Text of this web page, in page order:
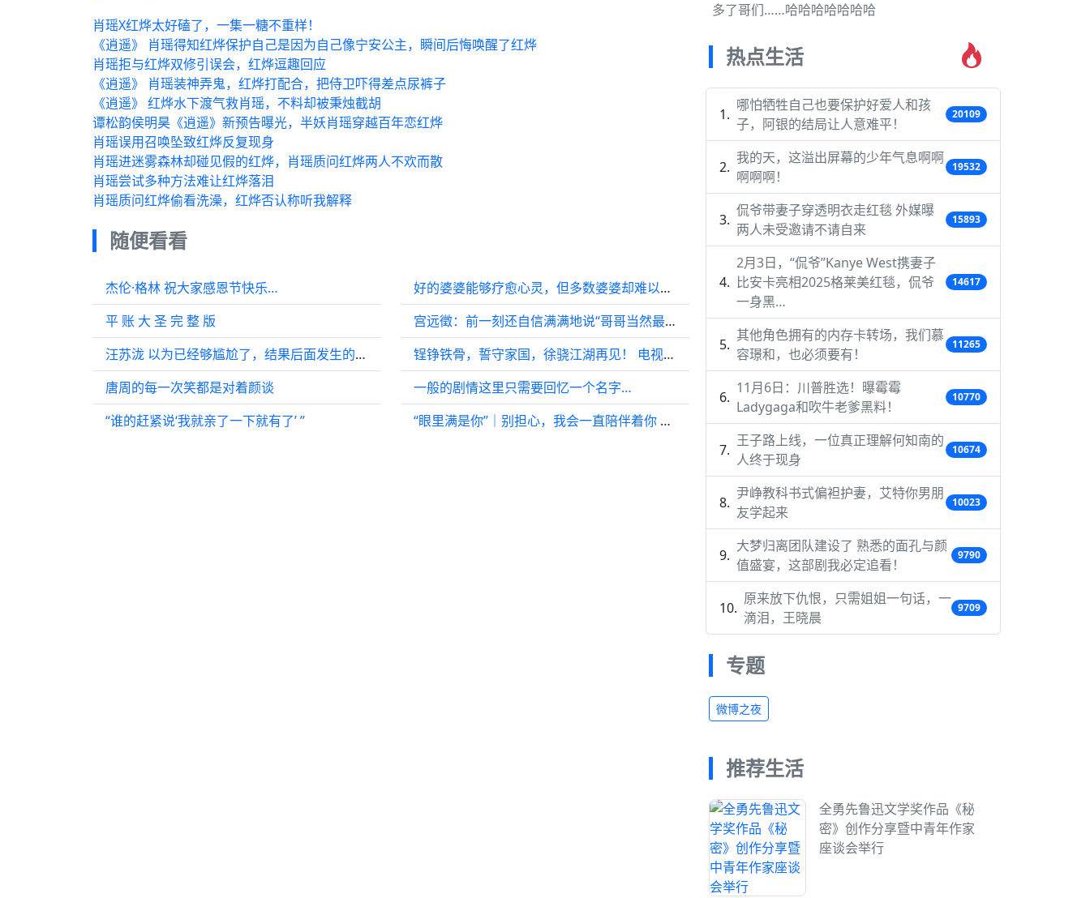
肖瑶X红烨太好磕了，一集一糖不重样！
《逍遥》 肖瑶得知红烨保护自己是因为自己像宁安公主，瞬间后悔唤醒了红烨
肖瑶拒与红烨双修引误会，红烨逗趣回应
《逍遥》 肖瑶装神弄鬼，红烨打配合，把侍卫吓得差点尿裤子
《逍遥》 红烨水下渡气救肖瑶，不料却被秉烛截胡
谭松韵侯明昊《逍遥》新预告曝光，半妖肖瑶穿越百年恋红烨
肖瑶误用召唤坠致红烨反复现身
肖瑶进迷雾森林却碰见假的红烨，肖瑶质问红烨两人不欢而散
肖瑶尝试多种方法难让红烨落泪
肖瑶质问红烨偷看洗澡，红烨否认称听我解释
随便看看
杰伦·格林 祝大家感恩节快乐…
平 账 大 圣 完 整 版
汪苏泷 以为已经够尴尬了，结果后面发生的事情才绝了哈哈哈!
唐周的每一次笑都是对着颜谈
“谁的赶紧说‘我就亲了一下就有了’ ”
好的婆婆能够疗愈心灵，但多数婆婆却难以称得上方邪门的母亲
宫远徵：前一刻还自信满满地说“哥哥当然最爱我，无人能及”…
锃铮铁骨，誓守家国，徐骁江湖再见！ 电视剧雪中悍刀行
一般的剧情这里只需要回忆一个名字…
“眼里满是你”｜别担心，我会一直陪伴着你 独白夫妇 宋茜 尹昉
多了哥们……哈哈哈哈哈哈哈
热点生活
哪怕牺牲自己也要保护好爱人和孩
子，阿银的结局让人意难平！
20109
我的天，这溢出屏幕的少年气息啊啊
啊啊啊！
19532
侃爷带妻子穿透明衣走红毯 外媒曝
两人未受邀请不请自来
15893
2月3日，“侃爷”Kanye West携妻子
比安卡亮相2025格莱美红毯，侃爷
一身黑…
14617
其他角色拥有的内存卡转场，我们慕
容璟和，也必须要有！
11265
11月6日：川普胜选！曝霉霉
Ladygaga和吹牛老爹黑料！
10770
王子路上线，一位真正理解何知南的
人终于现身
10674
尹峥教科书式偏袒护妻，艾特你男朋
友学起来
10023
大梦归离团队建设了 熟悉的面孔与颜
值盛宴，这部剧我必定追看！
9790
原来放下仇恨，只需姐姐一句话，一
滴泪，王晓晨
9709
专题
微博之夜
推荐生活
全勇先鲁迅文学奖作品《秘
密》创作分享暨中青年作家
座谈会举行